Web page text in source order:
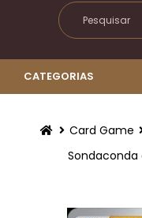
CATEGORIAS
Card Game
Sondaconda